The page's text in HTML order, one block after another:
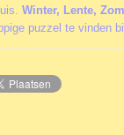
Winter, Lente,
puzzel te vinden